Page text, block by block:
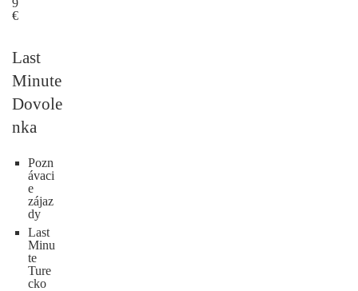
€
Last
Minute
Dovole
nka
Pozn
ávaci
e
zájaz
dy
Last
Minu
te
Ture
cko